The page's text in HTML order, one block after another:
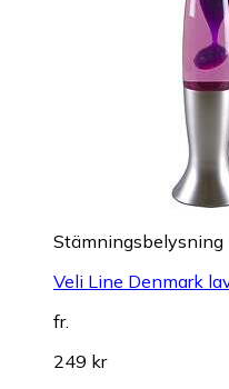
Stämningsbelysning
Veli Line Denmark
fr.
249 kr